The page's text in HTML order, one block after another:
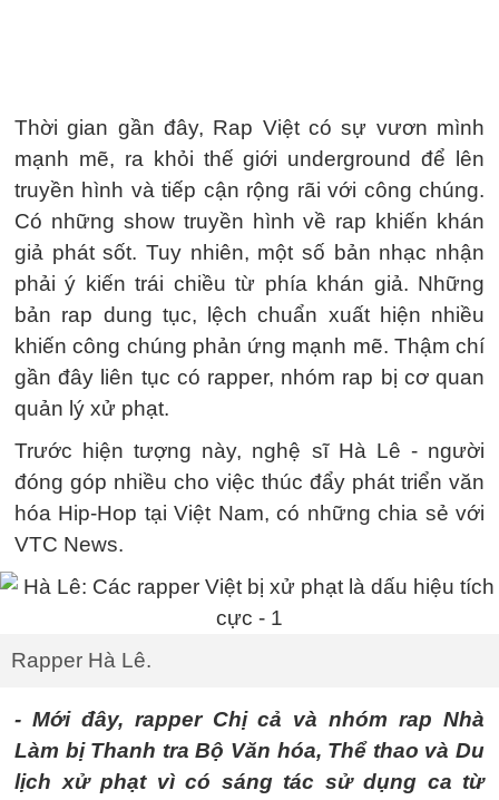
Thời gian gần đây, Rap Việt có sự vươn mình
mạnh mẽ, ra khỏi thế giới underground để lên
truyền hình và tiếp cận rộng rãi với công chúng.
Có những show truyền hình về rap khiến khán
giả phát sốt. Tuy nhiên, một số bản nhạc nhận
phải ý kiến trái chiều từ phía khán giả. Những
bản rap dung tục, lệch chuẩn xuất hiện nhiều
khiến công chúng phản ứng mạnh mẽ. Thậm chí
gần đây liên tục có rapper, nhóm rap bị cơ quan
quản lý xử phạt.
Trước hiện tượng này, nghệ sĩ Hà Lê - người
đóng góp nhiều cho việc thúc đẩy phát triển văn
hóa Hip-Hop tại Việt Nam, có những chia sẻ với
VTC News.
Rapper Hà Lê.
- Mới đây, rapper Chị cả và nhóm rap Nhà
Làm bị Thanh tra Bộ Văn hóa, Thể thao và Du
lịch xử phạt vì có sáng tác sử dụng ca từ